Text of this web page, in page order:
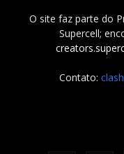
O site faz parte do
Supercell;
Contato: